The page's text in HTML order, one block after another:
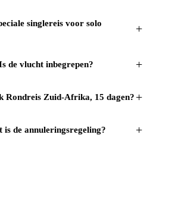
singlereis voor solo
+
de vlucht inbegrepen? +
Rondreis Zuid-Afrika, 15 dagen? +
is de annuleringsregeling? +